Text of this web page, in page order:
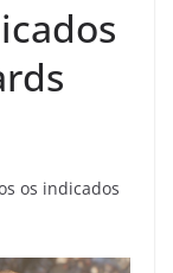
os indicados